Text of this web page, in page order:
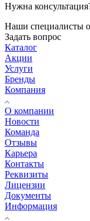
Нужна
Наши специалисты
Задать вопрос
Каталог
Акции
Услуги
Бренды
Компания
О компании
Новости
Команда
Отзывы
Карьера
Контакты
Реквизиты
Лицензии
Документы
Информация